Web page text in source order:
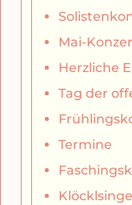
Mai-
Herzliche
Tag der
Termine